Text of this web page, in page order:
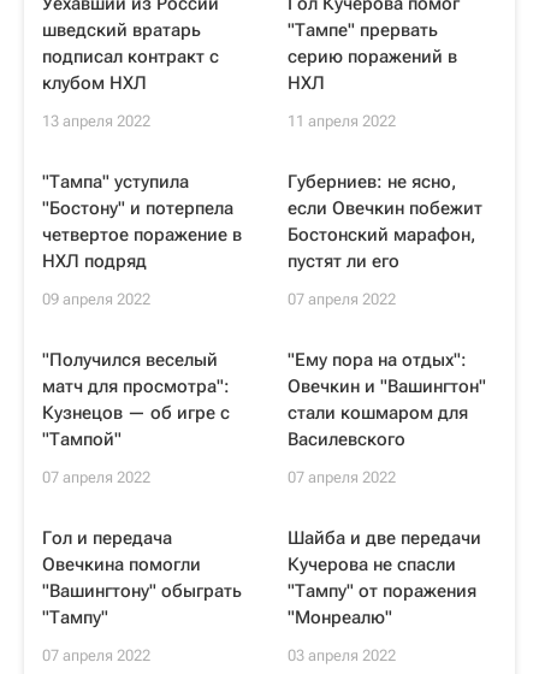
шведский вратарь
подписал контракт с
клубом НХЛ
13 апреля 2022
"Тампе" прервать
серию поражений в
НХЛ
11 апреля 2022
"Тампа" уступила
"Бостону" и потерпела
четвертое поражение в
НХЛ подряд
09 апреля 2022
Губерниев: не ясно,
если Овечкин побежит
Бостонский марафон,
пустят ли его
07 апреля 2022
"Получился веселый
матч для просмотра":
Кузнецов — об игре с
"Тампой"
07 апреля 2022
"Ему пора на отдых":
Овечкин и "Вашингтон"
стали кошмаром для
Василевского
07 апреля 2022
Гол и передача
Овечкина помогли
"Вашингтону" обыграть
"Тампу"
07 апреля 2022
Шайба и две передачи
Кучерова не спасли
"Тампу" от поражения
"Монреалю"
03 апреля 2022